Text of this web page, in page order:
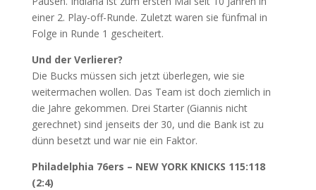
einer 2. Play-off-Runde. Zuletzt waren sie fünfmal in
Folge in Runde 1 gescheitert.
Und der Verlierer?
Die Bucks müssen sich jetzt überlegen, wie sie
weitermachen wollen. Das Team ist doch ziemlich in
die Jahre gekommen. Drei Starter (Giannis nicht
gerechnet) sind jenseits der 30, und die Bank ist zu
dünn besetzt und war nie ein Faktor.
Philadelphia 76ers – NEW YORK KNICKS 115:118
(2:4)